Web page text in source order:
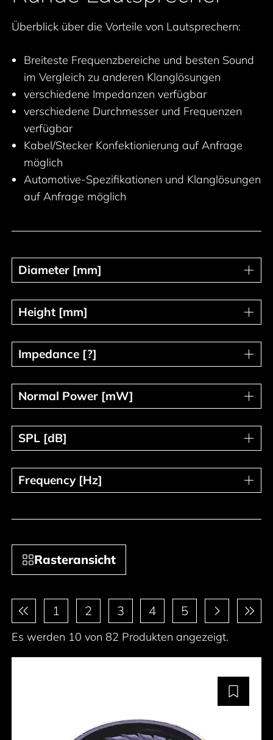
Überblick über die Vorteile von Lautsprechern:
Breiteste Frequenzbereiche und besten Sound
im Vergleich zu anderen Klanglösungen
verschiedene Impedanzen verfügbar
verschiedene Durchmesser und Frequenzen
verfügbar
Kabel/Stecker Konfektionierung auf Anfrage
möglich
Automotive-Spezifikationen und Klanglösungen
auf Anfrage möglich
Rasteransicht
Paginierung
1 2 3 4 5
Es werden 10 von 82 Produkten angezeigt.
Diameter [mm]
Diameter [mm]
Height [mm]
Height [mm]
Impedance [?]
Impedance [?]
Normal Power [mW]
Normal Power [mW]
SPL [dB]
SPL [dB]
Frequency [Hz]
Frequency [Hz]